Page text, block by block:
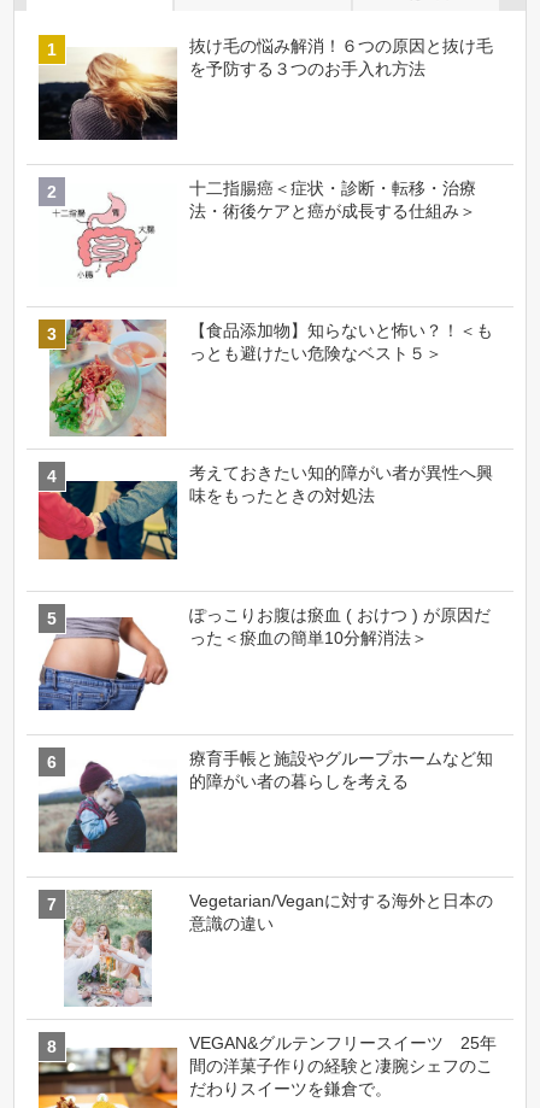
抜け毛の悩み解消！６つの原因と抜け毛
を予防する３つのお手入れ方法
十二指腸癌＜症状・診断・転移・治療
法・術後ケアと癌が成長する仕組み＞
【食品添加物】知らないと怖い？！＜も
っとも避けたい危険なベスト５＞
考えておきたい知的障がい者が異性へ興
味をもったときの対処法
ぽっこりお腹は瘀血 ( おけつ ) が原因だ
った＜瘀血の簡単10分解消法＞
療育手帳と施設やグループホームなど知
的障がい者の暮らしを考える
Vegetarian/Veganに対する海外と日本の
意識の違い
VEGAN&グルテンフリースイーツ 25年
間の洋菓子作りの経験と凄腕シェフのこ
だわりスイーツを鎌倉で。